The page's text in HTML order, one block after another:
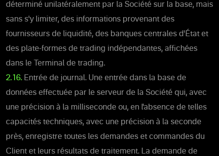
déterminé unilatéralement par la Société sur la base, mais
sans s'y limiter, des informations provenant des
fournisseurs de liquidité, des banques centrales d'État et
des plate-formes de trading indépendantes, affichées
dans le Terminal de trading.
2.16. Entrée de journal. Une entrée dans la base de
données effectuée par le serveur de la Société qui, avec
une précision à la milliseconde ou, en l'absence de telles
capacités techniques, avec une précision à la seconde
près, enregistre toutes les demandes et commandes du
Client et leurs résultats de traitement. La demande de